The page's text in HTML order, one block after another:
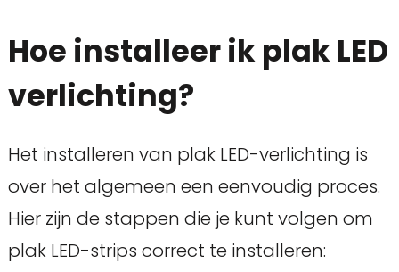
Hoe installeer ik plak LED
verlichting?
Het installeren van plak LED-verlichting is
over het algemeen een eenvoudig proces.
Hier zijn de stappen die je kunt volgen om
plak LED-strips correct te installeren: